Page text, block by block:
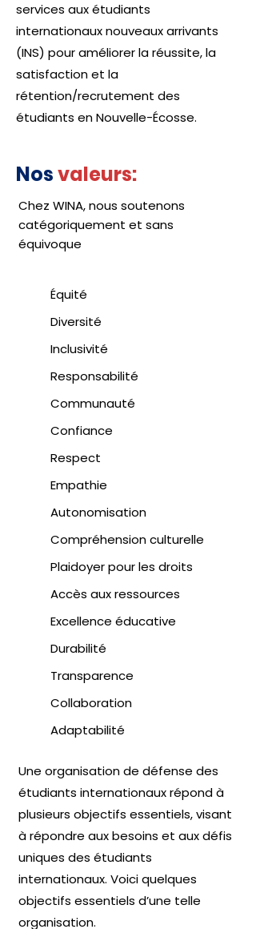
services aux étudiants
internationaux nouveaux arrivants
(INS) pour améliorer la réussite, la
satisfaction et la
rétention/recrutement des
étudiants en Nouvelle-Écosse.
Nosvaleurs:
Chez WINA, nous soutenons
catégoriquement et sans
équivoque
Équité
Diversité
Inclusivité
Responsabilité
Communauté
Confiance
Respect
Empathie
Autonomisation
Compréhension culturelle
Plaidoyer pour les droits
Accès aux ressources
Excellence éducative
Durabilité
Transparence
Collaboration
Adaptabilité
Une organisation de défense des
étudiants internationaux répond à
plusieurs objectifs essentiels, visant
à répondre aux besoins et aux défis
uniques des étudiants
internationaux. Voici quelques
objectifs essentiels d’une telle
organisation.